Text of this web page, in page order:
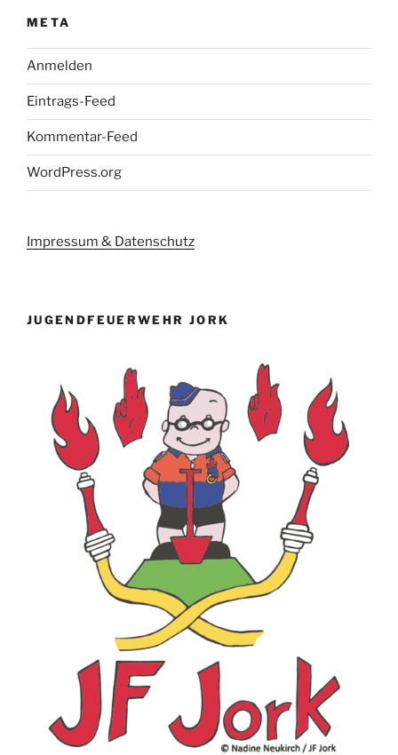
META
Anmelden
Eintrags-Feed
Kommentar-Feed
WordPress.org
Impressum & Datenschutz
JUGENDFEUERWEHR JORK